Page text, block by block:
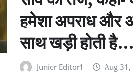
हमेशा अपराध और
साथ खड़ी होती है…
Junior Editor1 Aug 31,